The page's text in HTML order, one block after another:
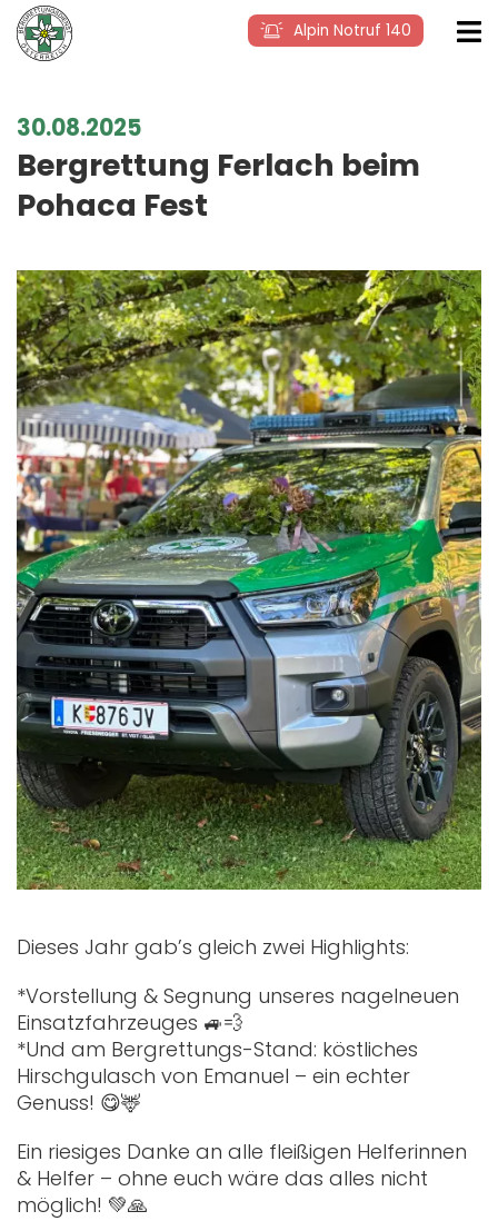
Alpin Notruf 140
30.08.2025
Bergrettung Ferlach beim
Pohaca Fest
Dieses Jahr gab’s gleich zwei Highlights:
*Vorstellung & Segnung unseres nagelneuen
Einsatzfahrzeuges 🚙💨
*Und am Bergrettungs-Stand: köstliches
Hirschgulasch von Emanuel – ein echter
Genuss! 😋🦌
Ein riesiges Danke an alle fleißigen Helferinnen
& Helfer – ohne euch wäre das alles nicht
möglich! 💚🙏